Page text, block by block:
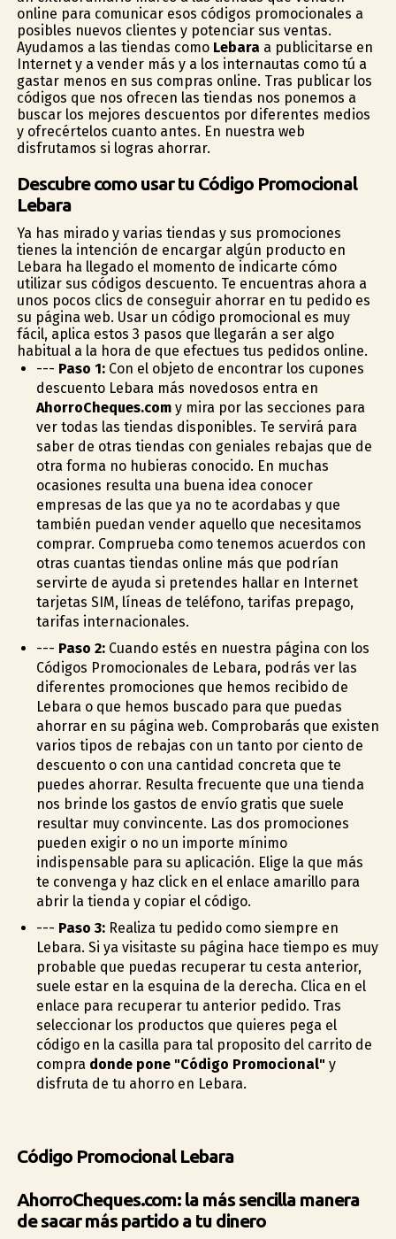
online para comunicar esos códigos promocionales a
posibles nuevos clientes y potenciar sus ventas.
Ayudamos a las tiendas como Lebara a publicitarse en
Internet y a vender más y a los internautas como tú a
gastar menos en sus compras online. Tras publicar los
códigos que nos ofrecen las tiendas nos ponemos a
buscar los mejores descuentos por diferentes medios
y ofrecértelos cuanto antes. En nuestra web
disfrutamos si logras ahorrar.
Descubre como usar tu Código Promocional
Lebara
Ya has mirado y varias tiendas y sus promociones
tienes la intención de encargar algún producto en
Lebara ha llegado el momento de indicarte cómo
utilizar sus códigos descuento. Te encuentras ahora a
unos pocos clics de conseguir ahorrar en tu pedido es
su página web. Usar un código promocional es muy
fácil, aplica estos 3 pasos que llegarán a ser algo
habitual a la hora de que efectues tus pedidos online.
--- Paso 1:Con el objeto de encontrar los cupones
descuento Lebara más novedosos entra en
AhorroCheques.comy mira por las secciones para
ver todas las tiendas disponibles. Te servirá para
saber de otras tiendas con geniales rebajas que de
otra forma no hubieras conocido. En muchas
ocasiones resulta una buena idea conocer
empresas de las que ya no te acordabas y que
también puedan vender aquello que necesitamos
comprar. Comprueba como tenemos acuerdos con
otras cuantas tiendas online más que podrían
servirte de ayuda si pretendes hallar en Internet
tarjetas SIM, líneas de teléfono, tarifas prepago,
tarifas internacionales.
--- Paso 2:Cuando estés en nuestra página con los
Códigos Promocionales de Lebara, podrás ver las
diferentes promociones que hemos recibido de
Lebara o que hemos buscado para que puedas
ahorrar en su página web. Comprobarás que existen
varios tipos de rebajas con un tanto por ciento de
descuento o con una cantidad concreta que te
puedes ahorrar. Resulta frecuente que una tienda
nos brinde los gastos de envío gratis que suele
resultar muy convincente. Las dos promociones
pueden exigir o no un importe mínimo
indispensable para su aplicación. Elige la que más
te convenga y haz click en el enlace amarillo para
abrir la tienda y copiar el código.
--- Paso 3:Realiza tu pedido como siempre en
Lebara. Si ya visitaste su página hace tiempo es muy
probable que puedas recuperar tu cesta anterior,
suele estar en la esquina de la derecha. Clica en el
enlace para recuperar tu anterior pedido. Tras
seleccionar los productos que quieres pega el
código en la casilla para tal proposito del carrito de
compra donde pone "Código Promocional"y
disfruta de tu ahorro en Lebara.
Código Promocional Lebara
AhorroCheques.com: la más sencilla manera
de sacar más partido a tu dinero